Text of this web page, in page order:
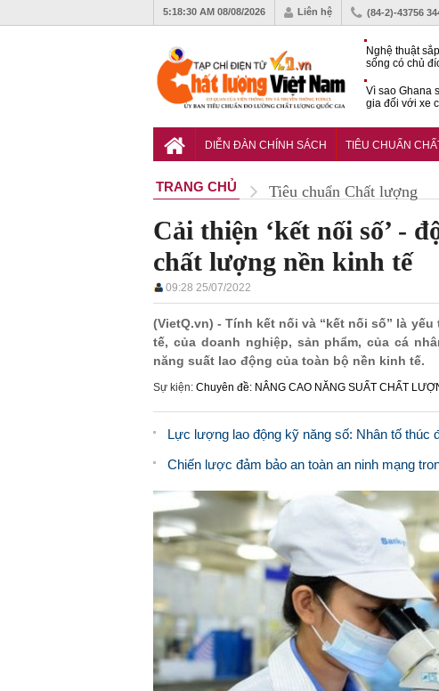
5:18:31 AM 08/08/2026 Liên hệ (84-2)-43756
Nghệ thuật
sống có chủ
Vì sao Ghana
gia đối với xe
Hạ tầng ‘trải
tâm Đà Nẵng
DIỄN ĐÀN CHÍNH SÁCH TIÊU CHUẨN
TRANG CHỦ Tiêu chuẩn Chất lượng
Cải thiện ‘kết nối số’ -
chất lượng nền kinh tế
09:28 25/07/2022
(VietQ.vn) - Tính kết nối và “kết nối số” là
tế, của doanh nghiệp, sản phẩm, của cá
năng suất lao động của toàn bộ nền kinh tế.
Sự kiện: Chuyên đề: NÂNG CAO NĂNG SUẤT CHẤT
Lực lượng lao động kỹ năng số: Nhân tố thúc
Chiến lược đảm bảo an toàn an ninh mạng